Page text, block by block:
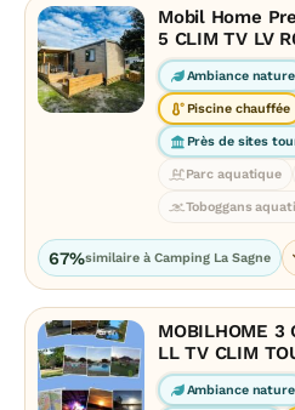
Mobil Home
5 CLIM TV LV
Ambiance nature
Piscine chauffée
Près de sites
Parc aquatique
Toboggans
67%similaire à Camping La Sagne
MOBILHOME 3
LL TV CLIM
Ambiance nature